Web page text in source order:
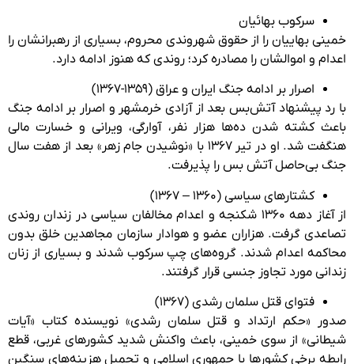
سرکوب بهائیان
خمینی بهاییان را از حقوق شهروندی محروم، بسیاری از رهبرانشان را
اعدام و اموالشان را مصادره کرد؛ روندی که هنوز ادامه دارد.
اصرار بر ادامه جنگ ایران و عراق (۱۳۵۹-۱۳۶۷)
با رد پیشنهاد آتش‌بس بعد از آزادی خرمشهر و اصرار بر ادامه جنگ
باعث کشته شدن ده‌ها هزار نفر، آوارگی، ویرانی و خسارت مالی
هنگفت شد. او در تیر ۱۳۶۷ با «نوشیدن جام زهر» بعد از هفت سال
جنگ بی‌حاصل آتش بس را پذیرفت.
کشتارهای سیاسی (۱۳۶۰ – ۱۳۶۷)
از آغاز دهه ۱۳۶۰ شکنجه و اعدام مخالفان سیاسی در زندان روندی
تصاعدی گرفت. هزاران عضو و هوادار سازمان مجاهدین خلق بدون
محاکمه اعدام شدند. گروه‌های چپ سرکوب شدند و بسیاری از زنان
زندانی مورد تجاوز جنسی قرار گرفتند.
فتوای قتل سلمان رشدی (۱۳۶۷)
صدور «حکم ارتداد و قتل سلمان رشدی» نویسنده کتاب «آیات
شیطانی» از سوی خمینی، باعث واکنش شدید کشورهای غربی، قطع
رابطه برخی کشورها با جمهوری اسلامی و تحمیل هزینه‌های سنگین